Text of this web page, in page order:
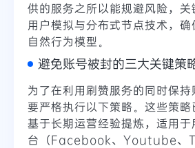
供的服务之所以能规避风险，关
用户模拟与分布式节点技术，
自然行为模型。
避免账号被封的三大关键策
为了在利用刷赞服务的同时保
要严格执行以下策略。这些策略
基于长期运营经验提炼，适用
台（Facebook、Youtube